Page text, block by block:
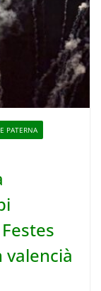
PATERNA
valencià